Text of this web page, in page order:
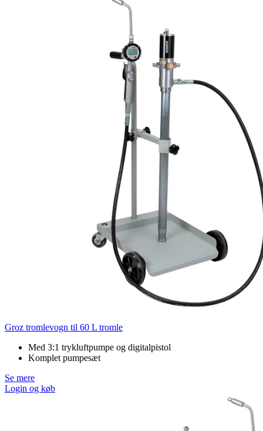
Groz tromlevogn til 60 L tromle
Med 3:1 trykluftpumpe og digitalpistol
Komplet pumpesæt
Se mere
Login og køb